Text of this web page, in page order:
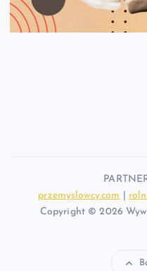
przemyslowcy.com
Copyright © 2026